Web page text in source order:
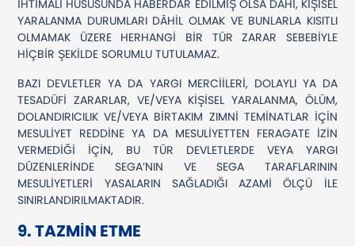
İHTİMALİ HUSUSUNDA HABERDAR EDİLMİŞ OLSA DAHİ, KİŞİSEL
YARALANMA DURUMLARI DÂHİL OLMAK VE BUNLARLA KISITLI
OLMAMAK ÜZERE HERHANGİ BİR TÜR ZARAR SEBEBİYLE
HİÇBİR ŞEKİLDE SORUMLU TUTULAMAZ.
BAZI DEVLETLER YA DA YARGI MERCİİLERİ, DOLAYLI YA DA
TESADÜFİ ZARARLAR, VE/VEYA KİŞİSEL YARALANMA, ÖLÜM,
DOLANDIRICILIK VE/VEYA BİRTAKIM ZIMNİ TEMİNATLAR İÇİN
MESULİYET REDDİNE YA DA MESULİYETTEN FERAGATE İZİN
VERMEDİĞİ İÇİN, BU TÜR DEVLETLERDE VEYA YARGI
DÜZENLERİNDE SEGA’NIN VE SEGA TARAFLARININ
MESULİYETLERİ YASALARIN SAĞLADIĞI AZAMİ ÖLÇÜ İLE
SINIRLANDIRILMAKTADIR.
9. TAZMİN ETME